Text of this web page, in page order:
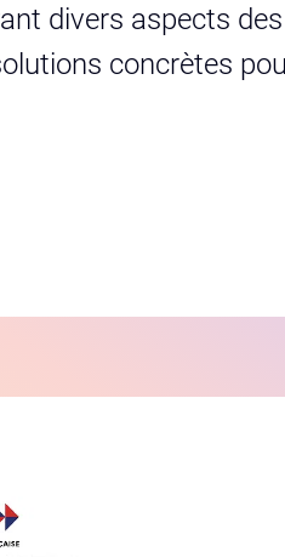
divers aspects
concrètes